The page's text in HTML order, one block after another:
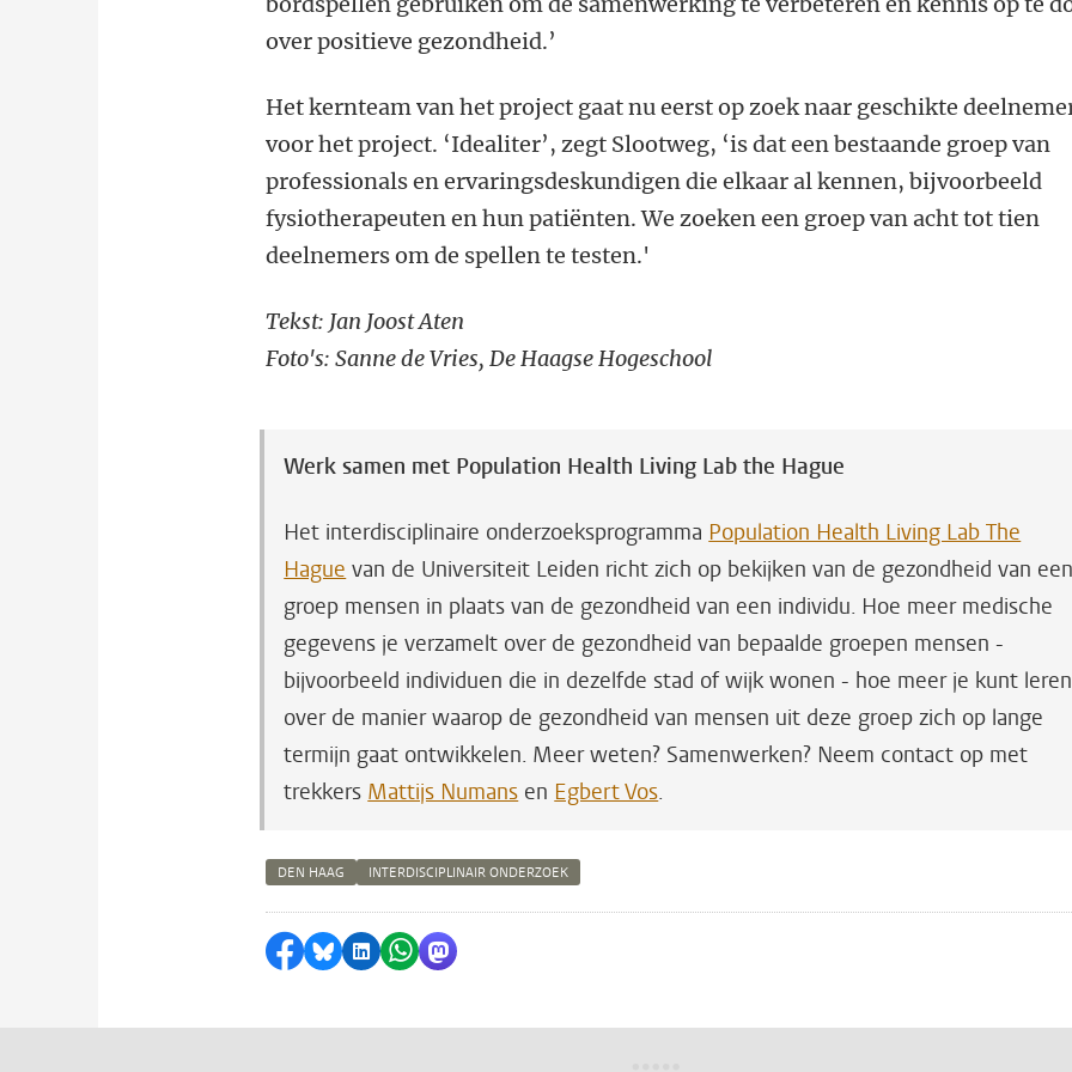
over positieve gezondheid.’
Het kernteam van het project gaat nu eerst op zoek naar geschikte
voor het project. ‘Idealiter’, zegt Slootweg, ‘is dat een bestaande groep van
professionals en ervaringsdeskundigen die elkaar al kennen, bijvoorbeeld
fysiotherapeuten en hun patiënten. We zoeken een groep van acht tot tien
deelnemers om de spellen tetesten.'
Tekst: Jan Joost Aten
Foto's: Sanne de Vries, De Haagse Hogeschool
Werk samen met Population Health Living Lab the Hague
Het interdisciplinaire onderzoeksprogramma Population Health Living Lab The
Hague van de Universiteit Leiden richt zich op bekijken van de gezondheid van een
groep mensen in plaats van de gezondheid van een individu. Hoe meer medische
gegevens je verzamelt over de gezondheid van bepaalde groepen mensen -
bijvoorbeeld individuen die in dezelfde stad of wijk wonen - hoe meer je kunt leren
over de manier waarop de gezondheid van mensen uit deze groep zich op lange
termijn gaat ontwikkelen. Meer weten? Samenwerken? Neem contact op met
trekkers Mattijs Numans en Egbert Vos.
DEN HAAG INTERDISCIPLINAIR ONDERZOEK
Delen op Facebook
Delen via Bluesky
Delen op LinkedIn
Delen via WhatsApp
Delen via Mastodon